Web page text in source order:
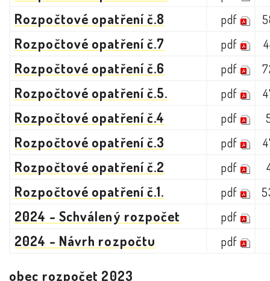
Rozpočtové opatření č.8 pdf
Rozpočtové opatření č.7 pdf
Rozpočtové opatření č.6 pdf
Rozpočtové opatření č.5. pdf
Rozpočtové opatření č.4 pdf
Rozpočtové opatření č.3 pdf
Rozpočtové opatření č.2 pdf
Rozpočtové opatření č.1. pdf
2024 - Schválený rozpočet pdf
2024 - Návrh rozpočtu pdf
obec rozpočet 2023